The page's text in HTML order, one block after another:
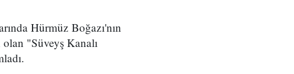
Hürmüz Boğazı'nın
"Süveyş Kanalı